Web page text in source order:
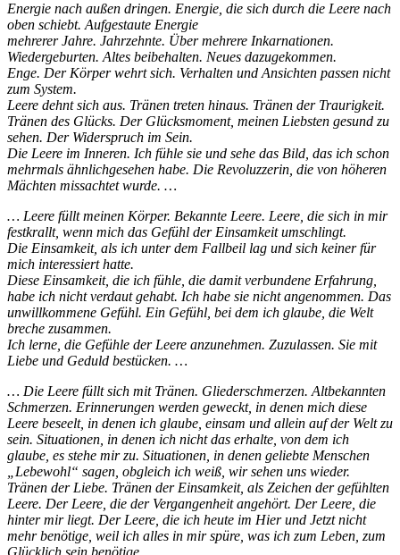
Energie nach außen dringen. Energie, die sich durch die Leere nach
oben schiebt. Aufgestaute Energie
mehrerer Jahre. Jahrzehnte. Über mehrere Inkarnationen.
Wiedergeburten. Altes beibehalten. Neues dazugekommen.
Enge. Der Körper wehrt sich. Verhalten und Ansichten passen nicht
zum System.
Leere dehnt sich aus. Tränen treten hinaus. Tränen der Traurigkeit.
Tränen des Glücks. Der Glücksmoment, meinen Liebsten gesund zu
sehen. Der Widerspruch im Sein.
Die Leere im Inneren. Ich fühle sie und sehe das Bild, das ich schon
mehrmals ähnlichgesehen habe. Die Revoluzzerin, die von höheren
Mächten missachtet wurde. …
… Leere füllt meinen Körper. Bekannte Leere. Leere, die sich in mir
festkrallt, wenn mich das Gefühl der Einsamkeit umschlingt.
Die Einsamkeit, als ich unter dem Fallbeil lag und sich keiner für
mich interessiert hatte.
Diese Einsamkeit, die ich fühle, die damit verbundene Erfahrung,
habe ich nicht verdaut gehabt. Ich habe sie nicht angenommen. Das
unwillkommene Gefühl. Ein Gefühl, bei dem ich glaube, die Welt
breche zusammen.
Ich lerne, die Gefühle der Leere anzunehmen. Zuzulassen. Sie mit
Liebe und Geduld bestücken. …
… Die Leere füllt sich mit Tränen. Gliederschmerzen. Altbekannten
Schmerzen. Erinnerungen werden geweckt, in denen mich diese
Leere beseelt, in denen ich glaube, einsam und allein auf der Welt zu
sein. Situationen, in denen ich nicht das erhalte, von dem ich
glaube, es stehe mir zu. Situationen, in denen geliebte Menschen
„Lebewohl“ sagen, obgleich ich weiß, wir sehen uns wieder.
Tränen der Liebe. Tränen der Einsamkeit, als Zeichen der gefühlten
Leere. Der Leere, die der Vergangenheit angehört. Der Leere, die
hinter mir liegt. Der Leere, die ich heute im Hier und Jetzt nicht
mehr benötige, weil ich alles in mir spüre, was ich zum Leben, zum